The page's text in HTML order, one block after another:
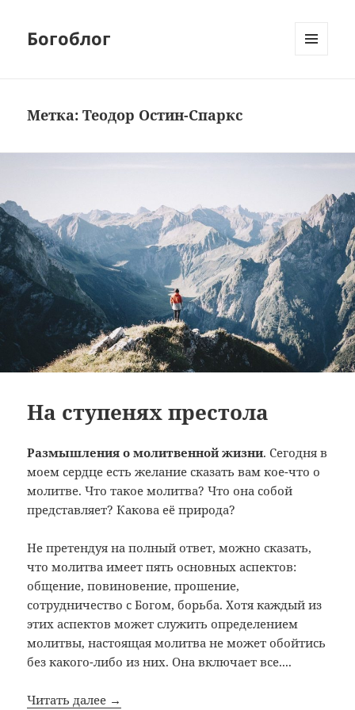
Богоблог
Метка:Теодор Остин-Спаркс
На ступенях престола
Размышления о молитвенной жизни. Сегодня в
моем сердце есть желание сказать вам кое-что о
молитве. Что такое молитва? Что она собой
представляет? Какова её природа?
Не претендуя на полный ответ, можно сказать,
что молитва имеет пять основных аспектов:
общение, по­виновение, прошение,
сотрудничество с Богом, борьба. Хотя каждый из
этих аспектов может служить опре­делением
молитвы, настоящая молитва не может обой­тись
без какого-либо из них. Она включает все....
Читать далее →